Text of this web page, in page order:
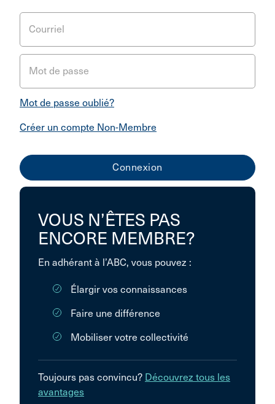
Courriel
Mot de passe
Mot de passe oublié?
Créer un compte Non-Membre
VOUS N’ÊTES PAS
ENCORE MEMBRE?
En adhérant à l’ABC, vous pouvez :
Élargir vos connaissances
Faire une différence
Mobiliser votre collectivité
Toujours pas convincu? Découvrez tous les
avantages